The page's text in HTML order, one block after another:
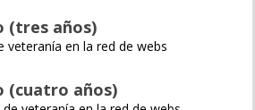
(tres años)
veteranía en la red de webs
(cuatro años)